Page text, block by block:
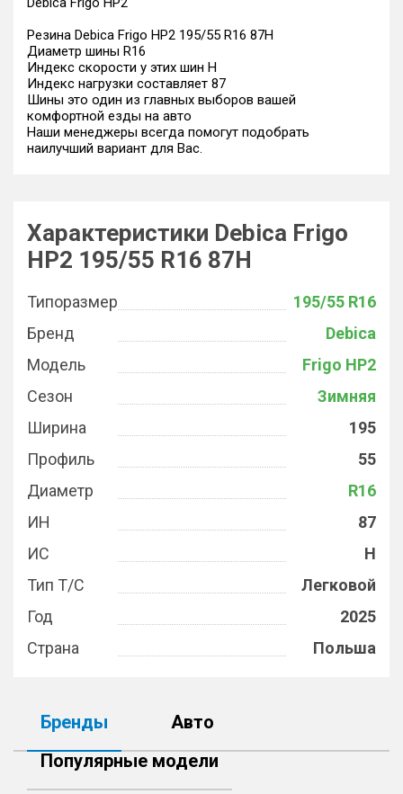
Резина Debica Frigo HP2 195/55 R16 87H
Диаметр шины R16
Индекс скорости у этих шин H
Индекс нагрузки составляет 87
Шины это один из главных выборов вашей
комфортной езды на авто
Наши менеджеры всегда помогут подобрать
наилучший вариант для Вас.
Характеристики Debica Frigo
HP2 195/55 R16 87H
Типоразмер
195/55 R16
Бренд
Debica
Модель
Frigo HP2
Сезон
Зимняя
Ширина
195
Профиль
55
Диаметр
R16
ИН
87
ИС
H
Тип Т/С
Легковой
Год
2025
Страна
Польша
Бренды
Авто
Популярные модели